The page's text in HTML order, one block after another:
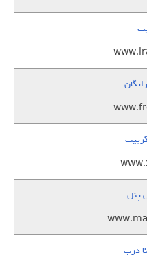
پنل
درب